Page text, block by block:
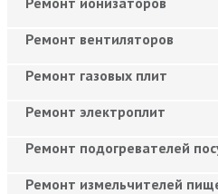
Ремонт вентиляторов
Ремонт газовых плит
Ремонт электроплит
Ремонт подогревателей
Ремонт измельчителей